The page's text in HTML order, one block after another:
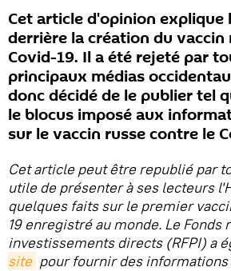
Cet article d'opinion explique
derrière la création du vaccin
Covid-19. Il a été rejeté par
principaux médias
donc décidé de le publier tel
le blocus imposé aux
sur le vaccin russe contre le
Cet article peut être republié par
utile de présenter à ses lecteurs
quelques faits sur le premier
19 enregistré au monde. Le Fonds
investissements directs (RFPI) a
site pour fournir des informations